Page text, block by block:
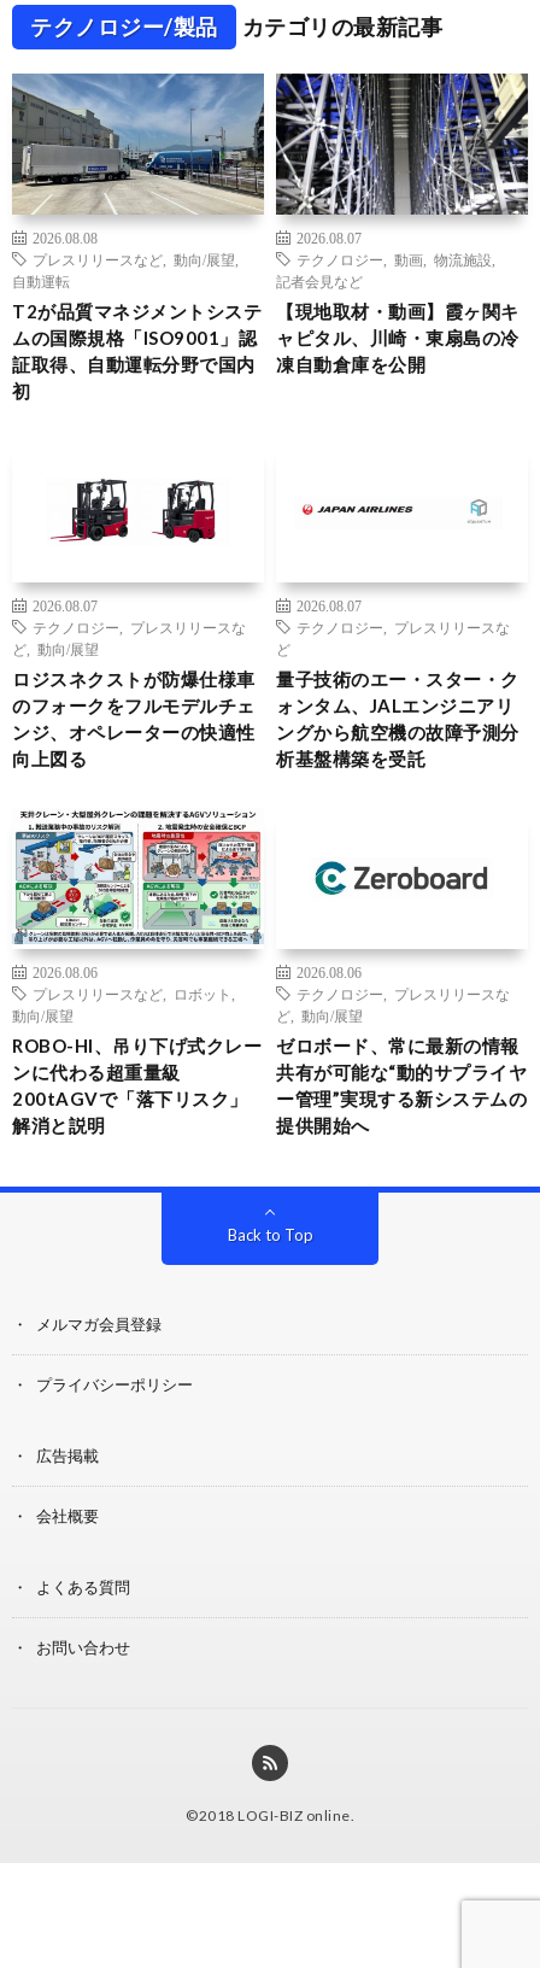
テクノロジー/製品 カテゴリの最新記事
2026.08.08
プレスリリースなど
動向/展望
自動運転
T2が品質マネジメントシステ
ムの国際規格「ISO9001」認
証取得、自動運転分野で国内
初
2026.08.07
テクノロジー
動画 物流施設
記者会見など
【現地取材・動画】霞ヶ関キ
ャピタル、川崎・東扇島の冷
凍自動倉庫を公開
2026.08.07
テクノロジー
プレスリリースな
ど
動向/展望
ロジスネクストが防爆仕様車
のフォークをフルモデルチェ
ンジ、オペレーターの快適性
向上図る
2026.08.07
テクノロジー
プレスリリースな
ど
量子技術のエー・スター・ク
ォンタム、JALエンジニアリ
ングから航空機の故障予測分
析基盤構築を受託
2026.08.06
プレスリリースなど
ロボット
動向/展望
ROBO-HI、吊り下げ式クレー
ンに代わる超重量級
200tAGVで「落下リスク」
解消と説明
2026.08.06
テクノロジー
プレスリリースな
ど
動向/展望
ゼロボード、常に最新の情報
共有が可能な“動的サプライヤ
ー管理”実現する新システムの
提供開始へ
Back to Top
メルマガ会員登録
プライバシーポリシー
広告掲載
会社概要
よくある質問
お問い合わせ
©2018 LOGI-BIZ online.